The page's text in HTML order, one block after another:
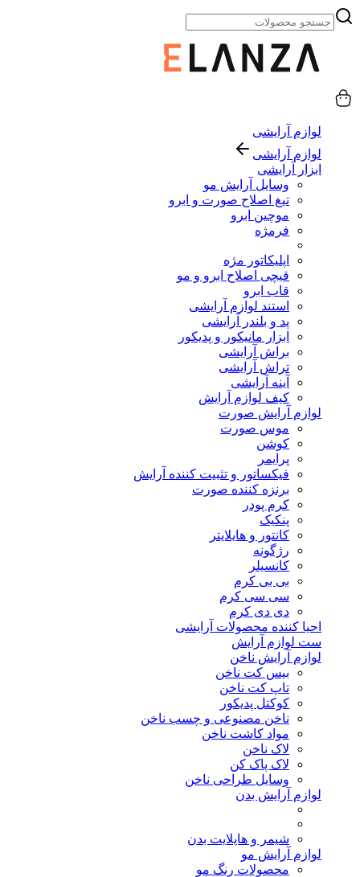
لوازم آرایشی
لوازم آرایشی
ابزار آرایشی
وسایل آرایش مو
تیغ اصلاح صورت و ابرو
موچین ابرو
فرمژه
اپلیکاتور مژه
قیچی اصلاح ابرو و مو
قاب ابرو
استند لوازم آرایشی
پد و بلندر آرایشی
ابزار مانیکور و پدیکور
براش آرایشی
تراش آرایشی
آینه آرایشی
کیف لوازم آرایش
لوازم آرایش صورت
موس صورت
کوشن
پرایمر
فیکساتور و تثبیت کننده آرایش
برنزه کننده صورت
کرم پودر
پنکیک
کانتور و هایلایتر
رژگونه
کانسیلر
بی بی کرم
سی سی کرم
دی دی کرم
احیا کننده محصولات آرایشی
ست لوازم آرایش
لوازم آرایش ناخن
بیس کت ناخن
تاپ کت ناخن
کوکتل پدیکور
ناخن مصنوعی و چسب ناخن
مواد کاشت ناخن
لاک ناخن
لاک پاک کن
وسایل طراحی ناخن
لوازم آرایش بدن
شیمر و هایلایت بدن
لوازم آرایش مو
محصولات رنگ مو